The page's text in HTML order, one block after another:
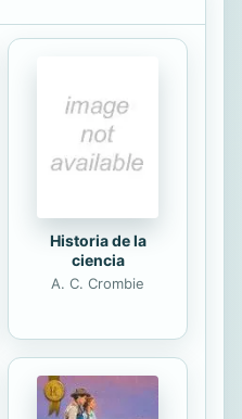
gusta lo que no se
esta colección se
a todas las preguntas
dónde sale esa
qué esa propiedad
o «¿eso para qué
incluido diversos...
Historia de la
ciencia
A. C. Crombie